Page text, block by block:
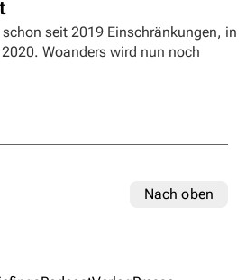
seit 2019 Einschränkungen, in
Woanders wird nun noch
Nach oben